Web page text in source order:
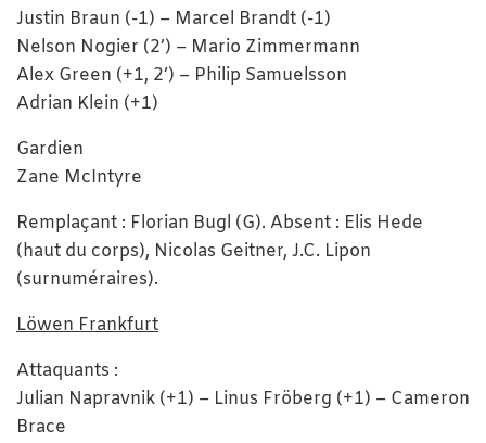
Justin Braun (-1) – Marcel Brandt (-1)
Nelson Nogier (2’) – Mario Zimmermann
Alex Green (+1, 2’) – Philip Samuelsson
Adrian Klein (+1)
Gardien
Zane McIntyre
Remplaçant : Florian Bugl (G). Absent : Elis Hede
(haut du corps), Nicolas Geitner, J.C. Lipon
(surnuméraires).
Löwen Frankfurt
Attaquants :
Julian Napravnik (+1) – Linus Fröberg (+1) – Cameron
Brace